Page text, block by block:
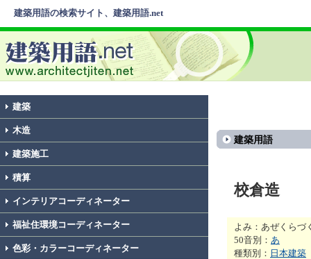
建築用語の検索サイト、建築用語.net
建築
木造
建築施工
積算
インテリアコーディネーター
福祉住環境コーディネーター
色彩・カラーコーディネーター
建築用語
校倉造
よみ：あぜくらづ
50音別： あ
種類別： 日本建築